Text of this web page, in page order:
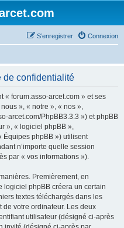
Connexion
S’enregistrer
de confidentialité
« forum.asso-arcet.com » et ses
», « notre », « nos »,
arcet.com/PhpBB3.3.3 ») et phpBB
», « logiciel phpBB »,
Équipes phpBB ») utilisent
n’importe quelle session
par « vos informations »).
Premièrement, en
logiciel phpBB créera un certain
textes téléchargés dans les
votre ordinateur. Les deux
utilisateur (désigné ci-après